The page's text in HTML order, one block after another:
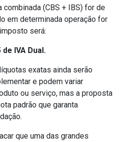
combinada (CBS + IBS) for de
em determinada operação for
será:
de IVA Dual.
exatas ainda serão
e podem variar
ou serviço, mas a proposta
padrão que garanta
que uma das grandes